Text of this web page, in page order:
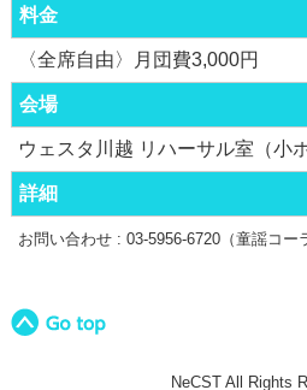
料金
〈全席自由〉月団費3,000円
会場
ウェスタ川越 リハーサル室（小
詳細
お問い合わせ : 03-5956-6720（童謡コー
NeCST All Rights